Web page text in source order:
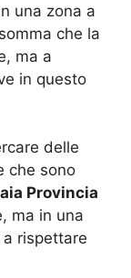
una zona a
che la
ma a
in questo
delle
che sono
Provincia
ma in una
rispettare